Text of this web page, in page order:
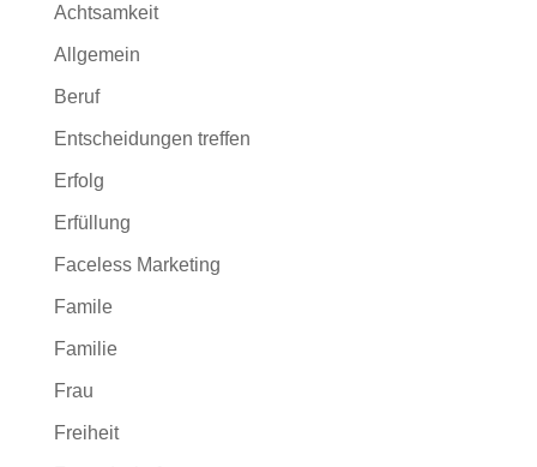
Achtsamkeit
Allgemein
Beruf
Entscheidungen treffen
Erfolg
Erfüllung
Faceless Marketing
Famile
Familie
Frau
Freiheit